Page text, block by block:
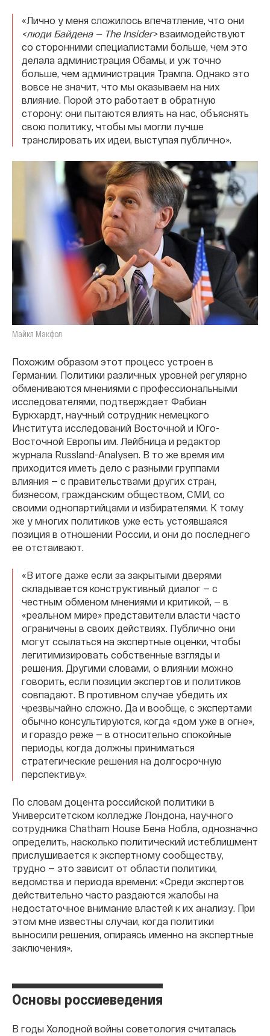
«Лично у меня сложилось впечатление, что они
<люди Байдена — The Insider>взаимодействуют
со сторонними специалистами больше, чем это
делала администрация Обамы, и уж точно
больше, чем администрация Трампа. Однако это
вовсе не значит, что мы оказываем на них
влияние. Порой это работает в обратную
сторону: они пытаются влиять на нас, объяснять
свою политику, чтобы мы могли лучше
транслировать их идеи, выступая публично».
Майкл Макфол
Похожим образом этот процесс устроен в
Германии. Политики различных уровней регулярно
обмениваются мнениями с профессиональными
исследователями, подтверждает Фабиан
Буркхардт, научный сотрудник немецкого
Института исследований Восточной и Юго-
Восточной Европы им. Лейбница и редактор
журнала Russland-Analysen. В то же время им
приходится иметь дело с разными группами
влияния — c правительствами других стран,
бизнесом, гражданским обществом, СМИ, со
своими однопартийцами и избирателями. К тому
же у многих политиков уже есть устоявшаяся
позиция в отношении России, и они до последнего
ее отстаивают.
«В итоге даже если за закрытыми дверями
складывается конструктивный диалог — с
честным обменом мнениями и критикой, — в
«реальном мире» представители власти часто
ограничены в своих действиях. Публично они
могут ссылаться на экспертные оценки, чтобы
легитимизировать собственные взгляды и
решения. Другими словами, о влиянии можно
говорить, если позиции экспертов и политиков
совпадают. В противном случае убедить их
чрезвычайно сложно. Да и вообще, с экспертами
обычно консультируются, когда «дом уже в огне»,
и гораздо реже — в относительно спокойные
периоды, когда должны приниматься
стратегические решения на долгосрочную
перспективу».
По словам доцента российской политики в
Университетском колледже Лондона, научного
сотрудника Chatham House Бена Нобла, однозначно
определить, насколько политический истеблишмент
прислушивается к экспертному сообществу,
трудно — это зависит от области политики,
ведомства и периода времени: «Среди экспертов
действительно часто раздаются жалобы на
недостаточное внимание властей к их анализу. При
этом мне известны случаи, когда политики
выносили решения, опираясь именно на экспертные
заключения».
Основы россиеведения
В годы Холодной войны советология считалась